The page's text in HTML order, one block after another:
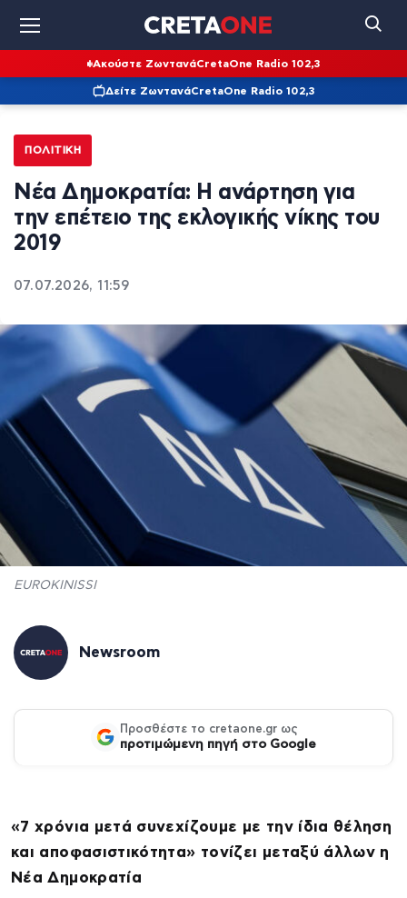
Ακούστε ΖωντανάCretaOne Radio 102,3
Δείτε ΖωντανάCretaOne Radio 102,3
ΠΟΛΙΤΙΚΉ
Νέα Δημοκρατία: Η ανάρτηση για
την επέτειο της εκλογικής νίκης του
2019
07.07.2026, 11:59
EUROKINISSI
Newsroom
Προσθέστε το cretaone.gr ως
προτιμώμενη πηγή στο Google
«7 χρόνια μετά συνεχίζουμε με την ίδια θέληση
και αποφασιστικότητα» τονίζει μεταξύ άλλων η
Νέα Δημοκρατία